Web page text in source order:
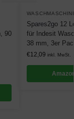
90
Spares2go 12
für Indesit
38 mm, 3er
€12,09 inkl. MwSt.